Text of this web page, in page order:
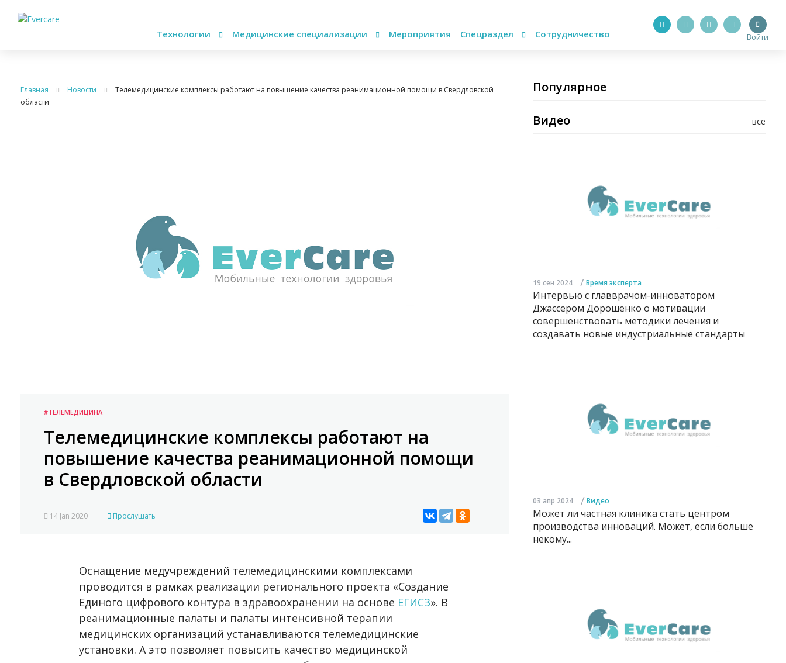
Технологии Медицинские специализации Мероприятия Спецраздел Сотрудничество Войти
Главная Новости
Телемедицинские комплексы работают на повышение качества реанимационной помощи в Свердловской
области
#ТЕЛЕМЕДИЦИНА
Телемедицинские комплексы работают на
повышение качества реанимационной помощи
в Свердловской области
14 Jan 2020 Прослушать
Оснащение медучреждений телемедицинскими комплексами
проводится в рамках реализации регионального проекта «Создание
Единого цифрового контура в здравоохранении на основе ЕГИСЗ». В
реанимационные палаты и палаты интенсивной терапии
медицинских организаций устанавливаются телемедицинские
установки. А это позволяет повысить качество медицинской
Популярное
все
Видео
19 сен 2024 / Время эксперта
Интервью с главврачом-инноватором
Джассером Дорошенко о мотивации
совершенствовать методики лечения и
создавать новые индустриальные стандарты
03 апр 2024 / Видео
Может ли частная клиника стать центром
производства инноваций. Может, если больше
некому...